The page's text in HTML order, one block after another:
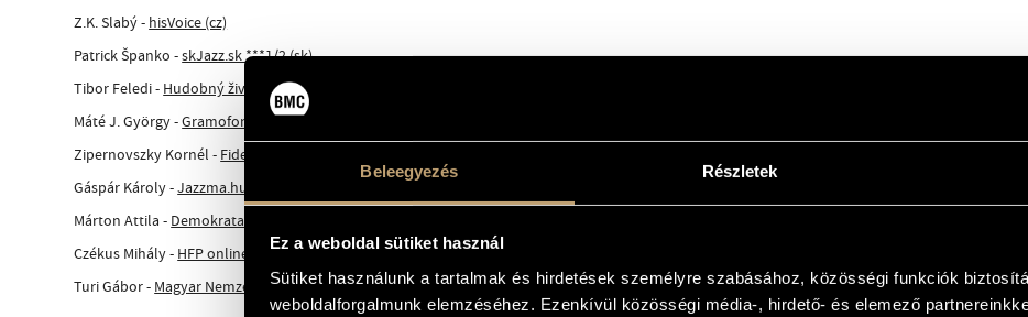
Beleegyezés Részletek
Ez a weboldal sütiket használ
Sütiket használunk a tartalmak és hirdetések személyre szabásához, közösségi funkciók
weboldalforgalmunk elemzéséhez. Ezenkívül közösségi média-, hirdető- és elemező
Z.K. Slabý - hisVoice (cz)
Patrick Španko -skJazz.sk ***1/2 (sk)
Tibor Feledi - Hudobný život (sk)
Máté J. György -Gramofon ***** (hu)
Zipernovszky Kornél - Fidelio (hu)
Gáspár Károly -Jazzma.hu (hu)
Márton Attila - Demokrata (hu)
Czékus Mihály - HFP online (hu)
Turi Gábor - Magyar Nemzet (hu)